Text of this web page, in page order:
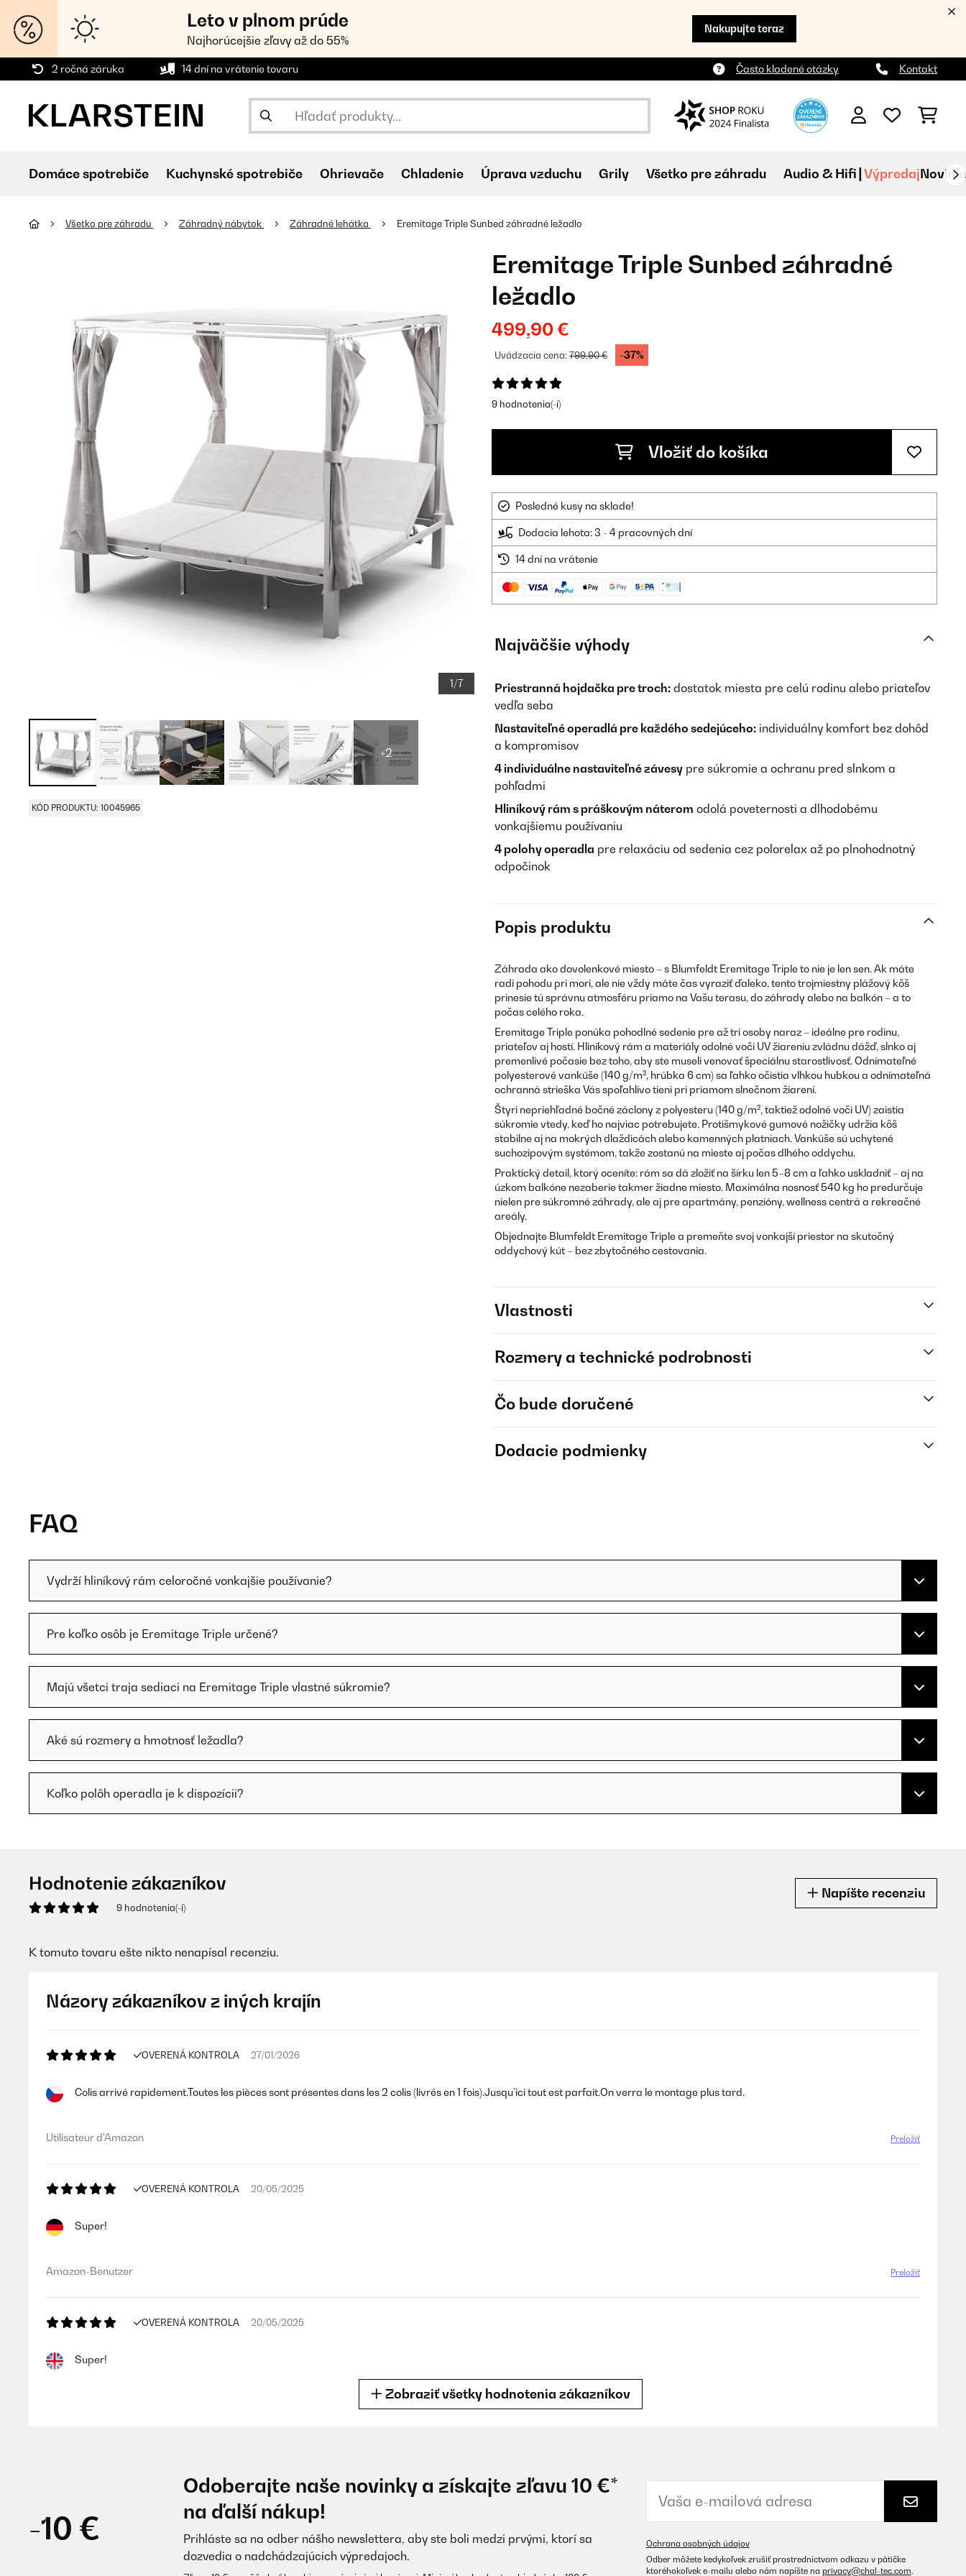
Leto v plnom prúde
Najhorúcejšie zľavy až do 55%
Nakupujte teraz
2 ročná záruka 14 dní na vrátenie tovaru Často kladené otázky Kontakt
Domáce spotrebiče Kuchynské spotrebiče Ohrievače Chladenie Úprava vzduchu Grily Všetko pre záhradu Audio & Hifi Výpredaj
Všetko pre záhradu Záhradný nábytok Záhradné lehátka Eremitage Triple Sunbed záhradné ležadlo
1/7
+2
KÓD PRODUKTU: 10045965
Eremitage Triple Sunbed záhradné
ležadlo
499,90 €
Uvádzacia cena:799,90 € -37%
9 hodnotenia(-í)
Vložiť do košíka
Posledné kusy na sklade!
Dodacia lehota: 3 - 4 pracovných dní
14 dní na vrátenie
Najväčšie výhody
Priestranná hojdačka pre troch: dostatok miesta pre celú rodinu alebo priateľov
vedľa seba
Nastaviteľné operadlá pre každého sedejúceho: individuálny komfort bez dohôd
a kompromisov
4 individuálne nastaviteľné závesy pre súkromie a ochranu pred slnkom a
pohľadmi
Hliníkový rám s práškovým náterom odolá poveternosti a dlhodobému
vonkajšiemu používaniu
4 polohy operadla pre relaxáciu od sedenia cez polorelax až po plnohodnotný
odpočinok
Popis produktu
Záhrada ako dovolenkové miesto – s Blumfeldt Eremitage Triple to nie je len sen. Ak máte
radi pohodu pri mori, ale nie vždy máte čas vyraziť ďaleko, tento trojmiestny plážový kôš
prinesie tú správnu atmosféru priamo na Vašu terasu, do záhrady alebo na balkón – a to
počas celého roka.
Eremitage Triple ponúka pohodlné sedenie pre až tri osoby naraz – ideálne pre rodinu,
priateľov aj hostí. Hliníkový rám a materiály odolné voči UV žiareniu zvládnu dážď, slnko aj
premenlivé počasie bez toho, aby ste museli venovať špeciálnu starostlivosť. Odnímateľné
polyesterové vankúše (140 g/m², hrúbka 6 cm) sa ľahko očistia vlhkou hubkou a odnímateľná
ochranná strieška Vás spoľahlivo tieni pri priamom slnečnom žiarení.
Štyri nepriehľadné bočné záclony z polyesteru (140 g/m², taktiež odolné voči UV) zaistia
súkromie vtedy, keď ho najviac potrebujete. Protišmykové gumové nožičky udržia kôš
stabilne aj na mokrých dlaždicách alebo kamenných platniach. Vankúše sú uchytené
suchozipovým systémom, takže zostanú na mieste aj počas dlhého oddychu.
Praktický detail, ktorý oceníte: rám sa dá zložiť na šírku len 5–8 cm a ľahko uskladniť – aj na
úzkom balkóne nezaberie takmer žiadne miesto. Maximálna nosnosť 540 kg ho predurčuje
nielen pre súkromné záhrady, ale aj pre apartmány, penzióny, wellness centrá a rekreačné
areály.
Objednajte Blumfeldt Eremitage Triple a premeňte svoj vonkajší priestor na skutočný
oddychový kút – bez zbytočného cestovania.
Vlastnosti
Rozmery a technické podrobnosti
Čo bude doručené
Dodacie podmienky
FAQ
Vydrží hliníkový rám celoročné vonkajšie používanie?
Pre koľko osôb je Eremitage Triple určené?
Majú všetci traja sediaci na Eremitage Triple vlastné súkromie?
Aké sú rozmery a hmotnosť ležadla?
Koľko polôh operadla je k dispozícii?
Hodnotenie zákazníkov
9 hodnotenia(-í)
Napíšte recenziu
K tomuto tovaru ešte nikto nenapísal recenziu.
Názory zákazníkov z iných krajín
OVERENÁ KONTROLA 27/01/2026
Colis arrivé rapidement.Toutes les pièces sont présentes dans les 2 colis (livrés en 1 fois).Jusqu’ici tout est parfait.On verra le montage plus tard.
Utilisateur d'Amazon Preložiť
OVERENÁ KONTROLA 20/05/2025
Super!
Amazon-Benutzer Preložiť
OVERENÁ KONTROLA 20/05/2025
Super!
Wirklich einfache Montage, keine fehlenden Teile, dicke Polster sowie eine bequeme Liegefläche, sieht hochwertig und gut aus. Alles in Allem ein super Gartenbett zu einem fairem
Zobraziť všetky hodnotenia zákazníkov
-10 €
Odoberajte naše novinky a získajte zľavu 10 €*
na ďalší nákup!
Prihláste sa na odber nášho newslettera, aby ste boli medzi prvými, ktorí sa
dozvedia o nadchádzajúcich výpredajoch.
Ochrana osobných údajov
Odber môžete kedykoľvek zrušiť prostredníctvom odkazu v pätičke
ktoréhokoľvek e-mailu alebo nám napíšte na privacy@chal-tec.com.